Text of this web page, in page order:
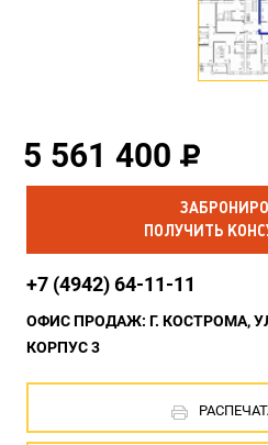
5 561 400
ПОЛУЧИТЬ
+7 (4942) 64-11-11
ОФИС ПРОДАЖ: Г. КОСТРОМА,
КОРПУС 3